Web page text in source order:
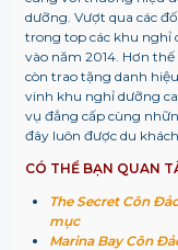
dưỡng. Vượt qua các
trong top các khu nghỉ
vào năm 2014. Hơn thế
còn trao tặng danh
vinh khu nghỉ dưỡng
vụ đẳng cấp cùng
đây luôn được du
CÓ THỂ BẠN QUAN
The Secret Côn
mục
Marina Bay Côn